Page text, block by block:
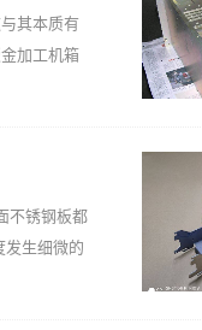
其本质有
加工机箱
不锈钢板都
发生细微的